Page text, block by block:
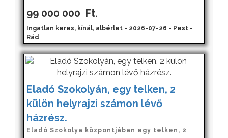
99 000 000 Ft.
Ingatlan keres, kínál, albérlet - 2026-07-26 - Pest -
Rád
Eladó Szokolyán, egy telken, 2
külön helyrajzi számon lévő
házrész.
Eladó Szokolya központjában egy telken, 2